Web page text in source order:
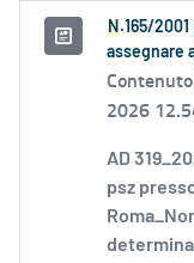
N .165/2001
assegnare
2026
AD
psz